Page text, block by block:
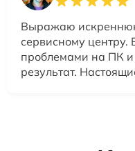
Выражаю
сервисному
проблемами на ПК и
результат.